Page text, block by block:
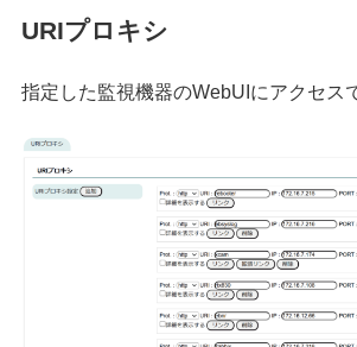
URIプロキシ
指定した監視機器のWebUIにアクセス